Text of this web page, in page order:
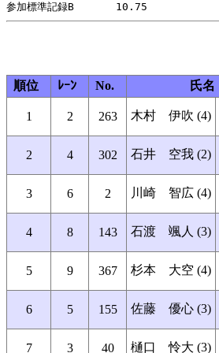
順位 ﾚｰﾝ No. 氏名
1 2 263 木村 伊吹 (4)
2 4 302 石井 空我 (2)
3 6 2 川崎 智広 (4)
4 8 143 石渡 颯人 (3)
5 9 367 杉本 大空 (4)
6 5 155 佐藤 優心 (3)
7 3 40 樋口 怜大 (3)